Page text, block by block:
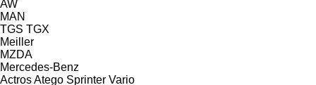
AW
MAN
TGS TGX
Meiller
MZDA
Mercedes-Benz
ActrosAtego Sprinter Vario